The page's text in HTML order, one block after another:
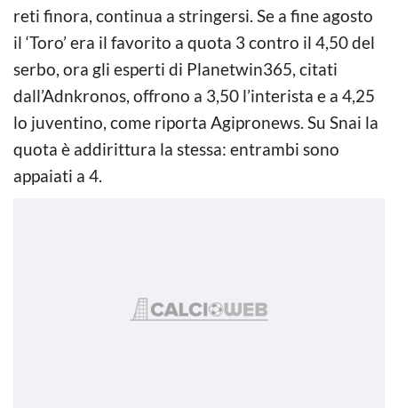
reti finora, continua a stringersi. Se a fine agosto
il ‘Toro’ era il favorito a quota 3 contro il 4,50 del
serbo, ora gli esperti di Planetwin365, citati
dall’Adnkronos, offrono a 3,50 l’interista e a 4,25
lo juventino, come riporta Agipronews. Su Snai la
quota è addirittura la stessa: entrambi sono
appaiati a 4.